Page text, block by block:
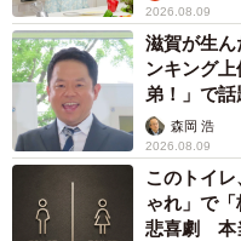
2026.08.09
滋賀が生
ンキング
弟！」で
森岡 浩
2026.08.09
このトイ
ゃれ」で
悲喜劇 本